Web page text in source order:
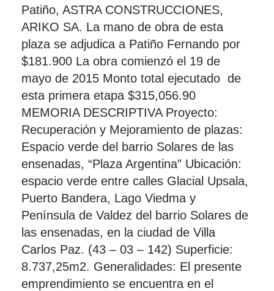
Patiño, ASTRA CONSTRUCCIONES,
ARIKO SA. La mano de obra de esta
plaza se adjudica a Patiño Fernando por
$181.900 La obra comienzó el 19 de
mayo de 2015 Monto total ejecutado de
esta primera etapa $315,056.90
MEMORIA DESCRIPTIVA Proyecto:
Recuperación y Mejoramiento de plazas:
Espacio verde del barrio Solares de las
ensenadas, “Plaza Argentina” Ubicación:
espacio verde entre calles Glacial Upsala,
Puerto Bandera, Lago Viedma y
Península de Valdez del barrio Solares de
las ensenadas, en la ciudad de Villa
Carlos Paz. (43 – 03 – 142) Superficie:
8.737,25m2. Generalidades: El presente
emprendimiento se encuentra en el